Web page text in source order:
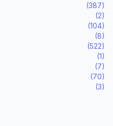
(387)
(2)
(104)
(8)
(522)
(1)
(7)
(70)
(3)